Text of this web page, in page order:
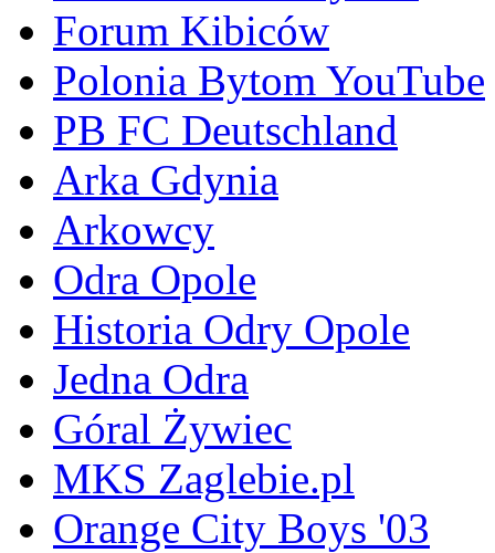
Forum Kibiców
Polonia Bytom YouTube
PB FC Deutschland
Arka Gdynia
Arkowcy
Odra Opole
Historia Odry Opole
Jedna Odra
Góral Żywiec
MKS Zaglebie.pl
Orange City Boys '03